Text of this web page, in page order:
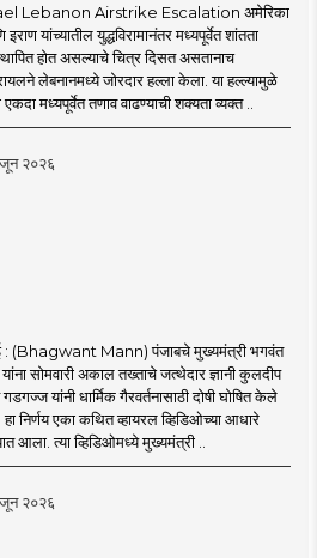
Lebanon Airstrike Escalation अमेरिका
यांच्यातील युद्धविरामानंतर मध्यपूर्वेत शांतता
होत असल्याचे चित्र दिसत असतानाच
लेबनानमध्ये जोरदार हल्ला केला. या हल्ल्यामुळे
एकदा मध्यपूर्वेत तणाव वाढण्याची शक्यता व्यक्त ..
२०२६
: (Bhagwant Mann) पंजाबचे मुख्यमंत्री भगवंत
यांना सोमवारी अकाल तख्ताचे जत्थेदार ज्ञानी कुलदीप
यांनी धार्मिक गैरवर्तनासाठी दोषी घोषित केले
हा निर्णय एका कथित व्हायरल व्हिडिओच्या आधारे
आला. त्या व्हिडिओमध्ये मुख्यमंत्री ..
२०२६